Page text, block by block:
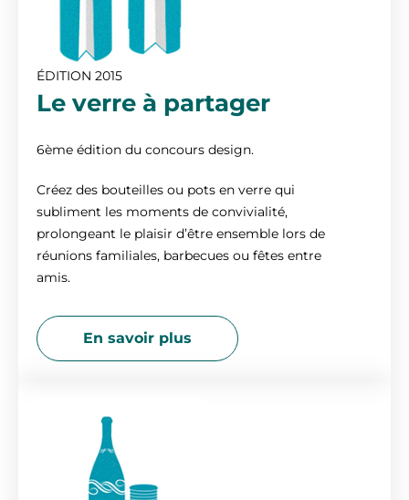
ÉDITION 2015
Le verre à partager
6ème édition du concours design.
Créez des bouteilles ou pots en verre qui
subliment les moments de convivialité,
prolongeant le plaisir d’être ensemble lors de
réunions familiales, barbecues ou fêtes entre
amis.
En savoir plus